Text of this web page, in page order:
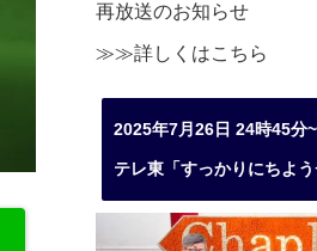
再放送のお知らせ
≫≫詳しくはこちら
2025年7月26日 24時45分~
テレ東「すっかりにちよう